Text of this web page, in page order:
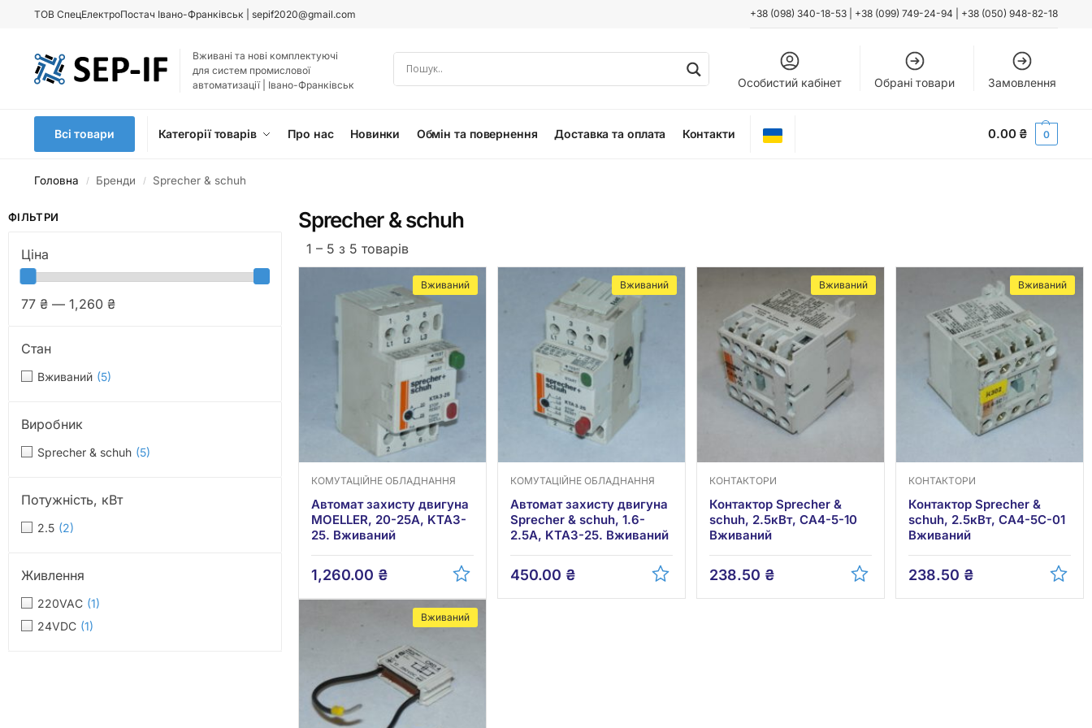
ТОВ СпецЕлектроПостач Івано-Франківськ | sepif2020@gmail.com +38 (098) 340-18-53 +38 (099) 749-24-94 +38 (050) 948-82-18
Вживані та нові комплектуючі
для систем промислової
автоматизації | Івано-Франківськ
Особистий кабінет Обрані товари Замовлення
Всі товари Категорії товарів Про нас Новинки Обмін та повернення Доставка та оплата Контакти 0.00 ₴ 0
Головна / Бренди / Sprecher & schuh
ФІЛЬТРИ
Ціна
77 ₴ — 1,260 ₴
Стан
Вживаний (5)
Виробник
Sprecher & schuh (5)
Потужність, кВт
2.5 (2)
Живлення
220VAC (1)
24VDC (1)
Sprecher & schuh
1 – 5 з 5 товарів
Вживаний
КОМУТАЦІЙНЕ ОБЛАДНАННЯ
Автомат захисту двигуна
MOELLER, 20-25А, KTA3-
25. Вживаний
1,260.00 ₴
Вживаний
КОМУТАЦІЙНЕ ОБЛАДНАННЯ
Автомат захисту двигуна
Sprecher & schuh, 1.6-
2.5А, KTA3-25. Вживаний
450.00 ₴
Вживаний
КОНТАКТОРИ
Контактор Sprecher &
schuh, 2.5кВт, CA4-5-10
Вживаний
238.50 ₴
Вживаний
КОНТАКТОРИ
Контактор Sprecher &
schuh, 2.5кВт, CA4-5C-01
Вживаний
238.50 ₴
Вживаний